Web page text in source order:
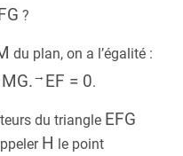
?
du plan, on a l’égalité :
MG.→ EF = 0.
du triangle EFG
H le point